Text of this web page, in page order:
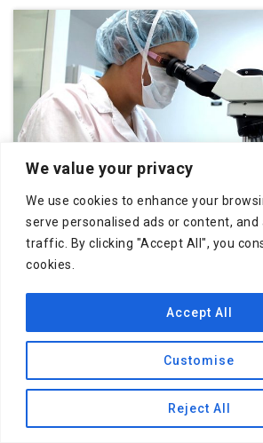
We value your privacy
We use cookies to enhance your
serve personalised ads or content, and
traffic. By clicking "Accept All", you
cookies.
Customise
Reject All
Accept All
ГИСТОЛОГИЧЕСКИЕ
Гистологическое
структур, наблюдаемых в опухоли
измененной ткани. Основными
критериями злокачественности
служат атипия клеток,
деструктивный рост.
ЦИТОЛОГИЧЕСКИЕ
Цитологическое исследование